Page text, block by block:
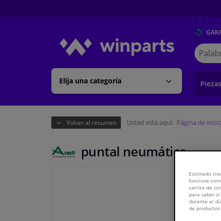
Elija una categoría
Buscar
en
Volver al resumen Usted está aquí: Página de inicio
puntal neumático
Estimado
funcione
carrito de
para saber
durante el
de